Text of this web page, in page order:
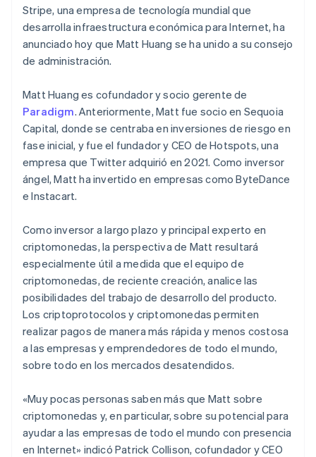
Más
Product roadmap
Radar
Prevención de fraude
Atlas
Constitución de una startup
Climate
Eliminación de dióxido de carbono
Identity
Sesiones de Stripe 2026
Descubre cómo Stripe construye la infraestructura
Mirar ahora
Organizaciones sin
Servicios
profesionales
Sector público
Ecosistema
Socios
Stripe App Marketplace
desarrolladores
Estado de la API
Stripe, una empresa de tecnología mundial que
desarrolla infraestructura económica para Internet, ha
anunciado hoy que Matt Huang se ha unido a su consejo
de administración.
Matt Huang es cofundador y socio gerente de
Paradigm. Anteriormente, Matt fue socio en Sequoia
Capital, donde se centraba en inversiones de riesgo en
fase inicial, y fue el fundador y CEO de Hotspots, una
empresa que Twitter adquirió en 2021. Como inversor
ángel, Matt ha invertido en empresas como ByteDance
e Instacart.
Como inversor a largo plazo y principal experto en
criptomonedas, la perspectiva de Matt resultará
especialmente útil a medida que el equipo de
criptomonedas, de reciente creación, analice las
posibilidades del trabajo de desarrollo del producto.
Los criptoprotocolos y criptomonedas permiten
realizar pagos de manera más rápida y menos costosa
a las empresas y emprendedores de todo el mundo,
sobre todo en los mercados desatendidos.
«Muy pocas personas saben más que Matt sobre
criptomonedas y, en particular, sobre su potencial para
ayudar a las empresas de todo el mundo con presencia
en Internet» indicó Patrick Collison, cofundador y CEO
English
Hungría
English
India
Irlanda
English
Italia
ItalianoEnglish
Japón
日本語 English
Letonia
English
Lituania
English
Luxemburgo
FrançaisDeutsch English
Malasia
English简体中文
Malta
English
México
EspañolEnglish
Nueva Zelandia
English
Países Bajos
NederlandsEnglish